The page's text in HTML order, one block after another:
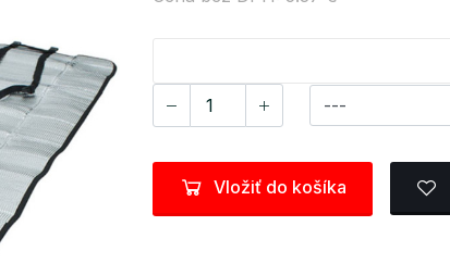
Vložiť do košíka